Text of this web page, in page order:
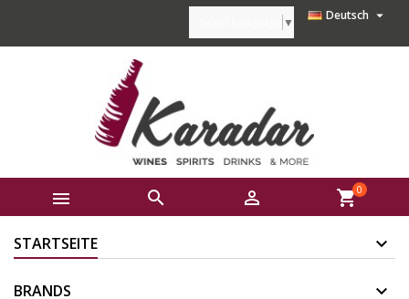
Deutsch 
▼
   shopping_cart0
STARTSEITE
BRANDS